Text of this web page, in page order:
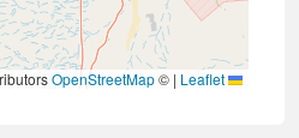
|
©
OpenStreetMap